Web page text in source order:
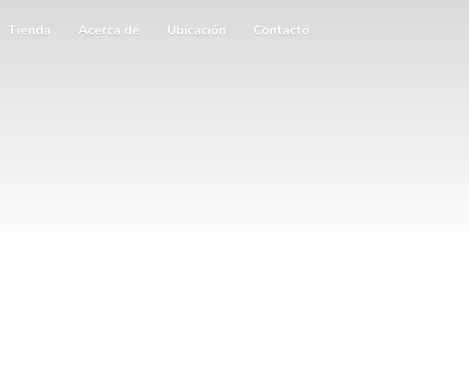
Tienda Acerca de Ubicación Contacto